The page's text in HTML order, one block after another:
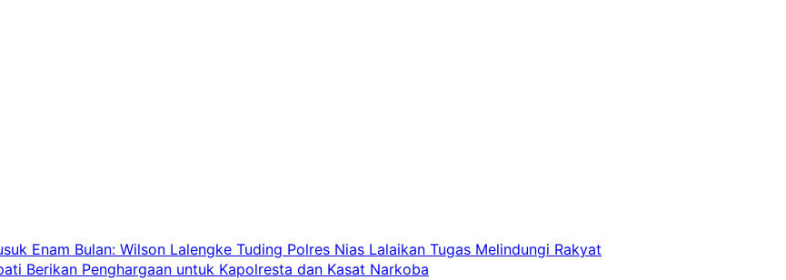
Enam Bulan: Wilson Lalengke Tuding Polres Nias Lalaikan Tugas Melindungi Rakyat
Berikan Penghargaan untuk Kapolresta dan Kasat Narkoba